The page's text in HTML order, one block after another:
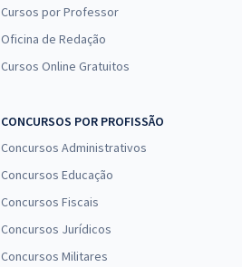
Cursos por Professor
Oficina de Redação
Cursos Online Gratuitos
CONCURSOS POR PROFISSÃO
Concursos Administrativos
Concursos Educação
Concursos Fiscais
Concursos Jurídicos
Concursos Militares